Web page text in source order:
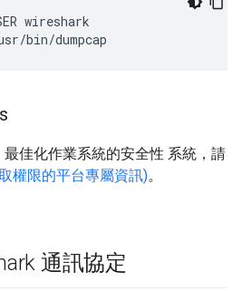
wireshark
bin/dumpcap
最佳化作業系統的安全性 系統，請
權限的平台專屬資訊)。
通訊協定